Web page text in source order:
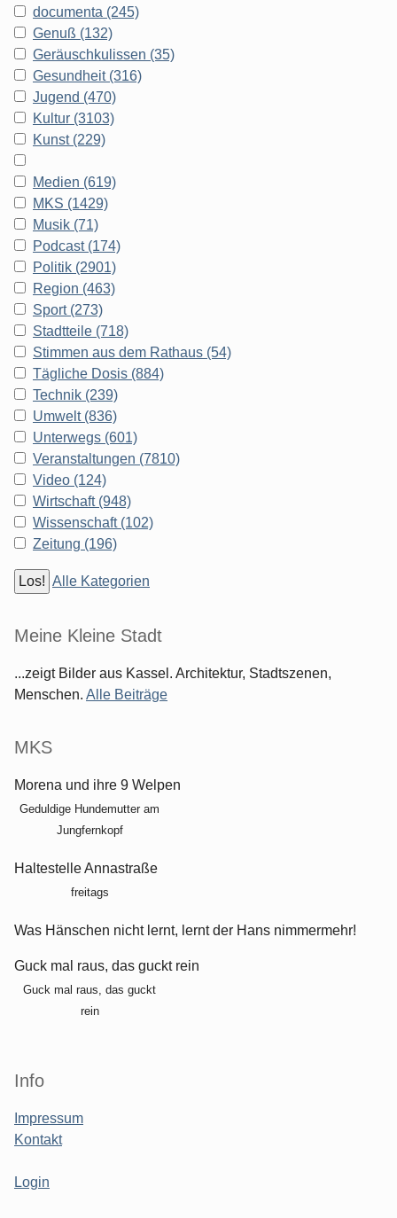
documenta (245)
Genuß (132)
Geräuschkulissen (35)
Gesundheit (316)
Jugend (470)
Kultur (3103)
Kunst (229)
Medien (619)
MKS (1429)
Musik (71)
Podcast (174)
Politik (2901)
Region (463)
Sport (273)
Stadtteile (718)
Stimmen aus dem Rathaus (54)
Tägliche Dosis (884)
Technik (239)
Umwelt (836)
Unterwegs (601)
Veranstaltungen (7810)
Video (124)
Wirtschaft (948)
Wissenschaft (102)
Zeitung (196)
Alle Kategorien
Meine Kleine Stadt
...zeigt Bilder aus Kassel. Architektur, Stadtszenen,
Menschen. Alle Beiträge
MKS
Morena und ihre 9 Welpen
Geduldige Hundemutter am
Jungfernkopf
Haltestelle Annastraße
freitags
Was Hänschen nicht lernt, lernt der Hans nimmermehr!
Guck mal raus, das guckt rein
Guck mal raus, das guckt
rein
Info
Impressum
Kontakt
Login